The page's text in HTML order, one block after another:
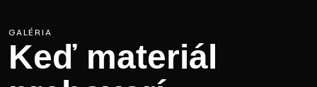
GALÉRIA
Keď materiál